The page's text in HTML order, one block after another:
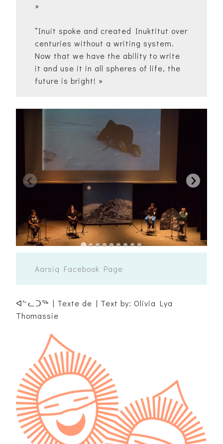
»
“Inuit spoke and created Inuktitut over
centuries without a writing system.
Now that we have the ability to write
it and use it in all spheres of life, the
future is bright! »
Aarsiq Facebook Page
ᐊᓪᓚᑐᖅ | Texte de | Text by: Olivia Lya
Thomassie